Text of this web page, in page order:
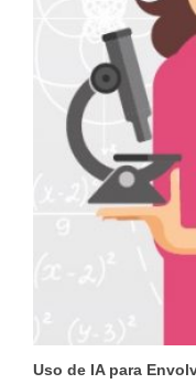
Uso de IA para